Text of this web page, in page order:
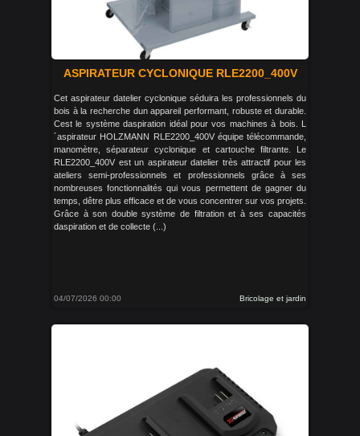
ASPIRATEUR CYCLONIQUE RLE2200_400V
Cet aspirateur datelier cyclonique séduira les professionnels du
bois à la recherche dun appareil performant, robuste et durable.
Cest le système daspiration idéal pour vos machines à bois. L
´aspirateur HOLZMANN RLE2200_400V équipe télécommande,
manomètre, séparateur cyclonique et cartouche filtrante. Le
RLE2200_400V est un aspirateur datelier très attractif pour les
ateliers semi-professionnels et professionnels grâce à ses
nombreuses fonctionnalités qui vous permettent de gagner du
temps, dêtre plus efficace et de vous concentrer sur vos projets.
Grâce à son double système de filtration et à ses capacités
daspiration et de collecte (...)
04/07/2026 00:00 Bricolage et jardin